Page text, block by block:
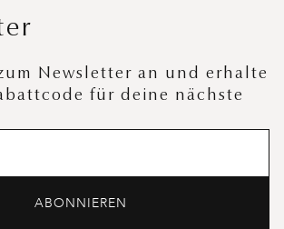
Newsletter an und erhalte
für deine nächste
ABONNIEREN